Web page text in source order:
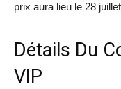
prix aura lieu le 28
Détails Du
VIP